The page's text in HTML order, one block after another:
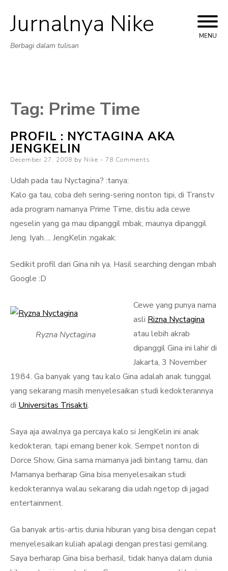
Skip
Jurnalnya Nike
Berbagi dalam tulisan
MENU
Tag: Prime Time
PROFIL : NYCTAGINA AKA
JENGKELIN
Posted
December 27, 2008 by Nike 78 Comments
Udah pada tau Nyctagina? :tanya:
Kalo ga tau, coba deh sering-sering nonton tipi, di Transtv
ada program namanya Prime Time, distiu ada cewe
ngeselin yang ga mau dipanggil mbak, maunya dipanggil
Jeng. Iyah…. JengKelin :ngakak:
Sedikit profil dari Gina nih ya. Hasil searching dengan mbah
Google :D
Ryzna Nyctagina
Cewe yang punya nama
asli Rizna Nyctagina
atau lebih akrab
dipanggil Gina ini lahir di
Jakarta, 3 November
1984. Ga banyak yang tau kalo Gina adalah anak tunggal
yang sekarang masih menyelesaikan studi kedokterannya
di Universitas Trisakti.
Saya aja awalnya ga percaya kalo si JengKelin ini anak
kedokteran, tapi emang bener kok. Sempet nonton di
Dorce Show, Gina sama mamanya jadi bintang tamu, dan
Mamanya berharap Gina bisa menyelesaikan studi
kedokterannya walau sekarang dia udah ngetop di jagad
entertainment.
Ga banyak artis-artis dunia hiburan yang bisa dengan cepat
menyelesaikan kuliah apalagi dengan prestasi gemilang.
Saya berharap Gina bisa berhasil, tidak hanya dalam dunia